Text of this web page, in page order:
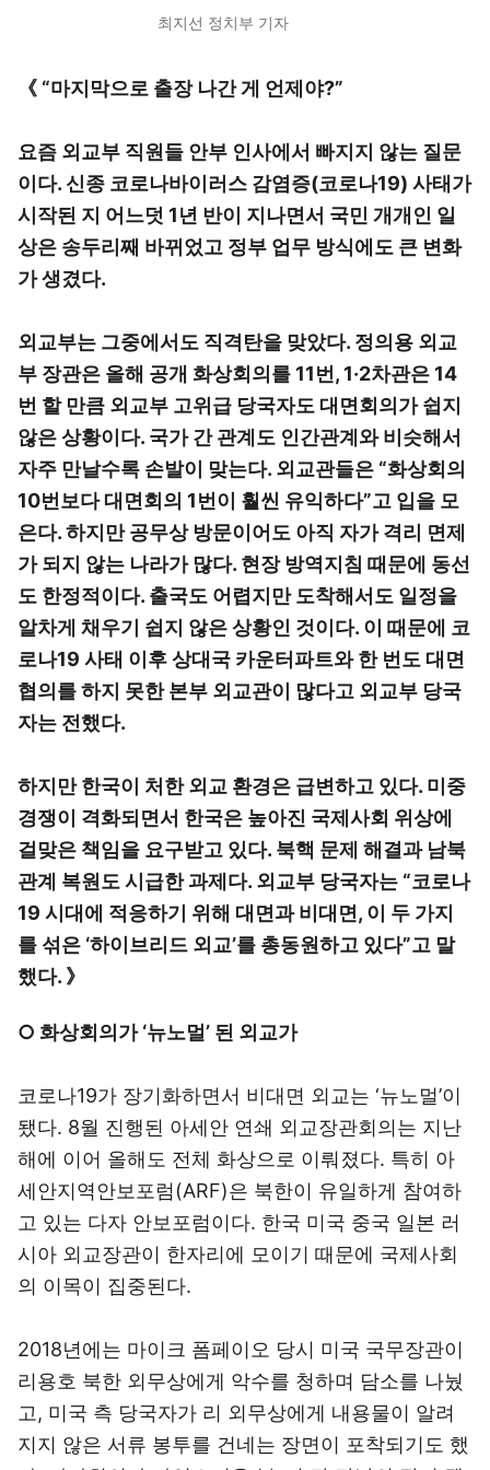
최지선 정치부 기자
《 “마지막으로 출장 나간 게 언제야?”
요즘 외교부 직원들 안부 인사에서 빠지지 않는 질문
이다. 신종 코로나바이러스 감염증(코로나19) 사태가
시작된 지 어느덧 1년 반이 지나면서 국민 개개인 일
상은 송두리째 바뀌었고 정부 업무 방식에도 큰 변화
가 생겼다.
외교부는 그중에서도 직격탄을 맞았다. 정의용 외교
부 장관은 올해 공개 화상회의를 11번, 1·2차관은 14
번 할 만큼 외교부 고위급 당국자도 대면회의가 쉽지
않은 상황이다. 국가 간 관계도 인간관계와 비슷해서
자주 만날수록 손발이 맞는다. 외교관들은 “화상회의
10번보다 대면회의 1번이 훨씬 유익하다”고 입을 모
은다. 하지만 공무상 방문이어도 아직 자가 격리 면제
가 되지 않는 나라가 많다. 현장 방역지침 때문에 동선
도 한정적이다. 출국도 어렵지만 도착해서도 일정을
알차게 채우기 쉽지 않은 상황인 것이다. 이 때문에 코
로나19 사태 이후 상대국 카운터파트와 한 번도 대면
협의를 하지 못한 본부 외교관이 많다고 외교부 당국
자는 전했다.
하지만 한국이 처한 외교 환경은 급변하고 있다. 미중
경쟁이 격화되면서 한국은 높아진 국제사회 위상에
걸맞은 책임을 요구받고 있다. 북핵 문제 해결과 남북
관계 복원도 시급한 과제다. 외교부 당국자는 “코로나
19 시대에 적응하기 위해 대면과 비대면, 이 두 가지
를 섞은 ‘하이브리드 외교’를 총동원하고 있다”고 말
했다. 》
○ 화상회의가 ‘뉴노멀’ 된 외교가
코로나19가 장기화하면서 비대면 외교는 ‘뉴노멀’이
됐다. 8월 진행된 아세안 연쇄 외교장관회의는 지난
해에 이어 올해도 전체 화상으로 이뤄졌다. 특히 아
세안지역안보포럼(ARF)은 북한이 유일하게 참여하
고 있는 다자 안보포럼이다. 한국 미국 중국 일본 러
시아 외교장관이 한자리에 모이기 때문에 국제사회
의 이목이 집중된다.
2018년에는 마이크 폼페이오 당시 미국 국무장관이
리용호 북한 외무상에게 악수를 청하며 담소를 나눴
고, 미국 측 당국자가 리 외무상에게 내용물이 알려
지지 않은 서류 봉투를 건네는 장면이 포착되기도 했